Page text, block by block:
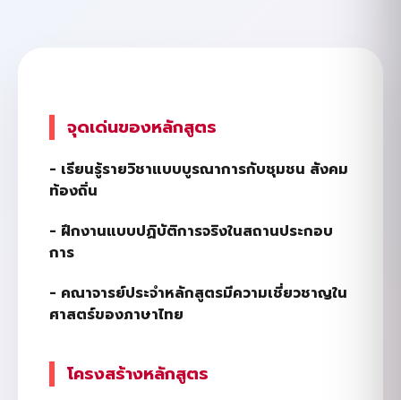
จุดเด่นของหลักสูตร
- เรียนรู้รายวิชาแบบบูรณาการกับชุมชน สังคม
ท้องถิ่น
- ฝึกงานแบบปฏิบัติการจริงในสถานประกอบ
การ
- คณาจารย์ประจำหลักสูตรมีความเชี่ยวชาญใน
ศาสตร์ของภาษาไทย
โครงสร้างหลักสูตร